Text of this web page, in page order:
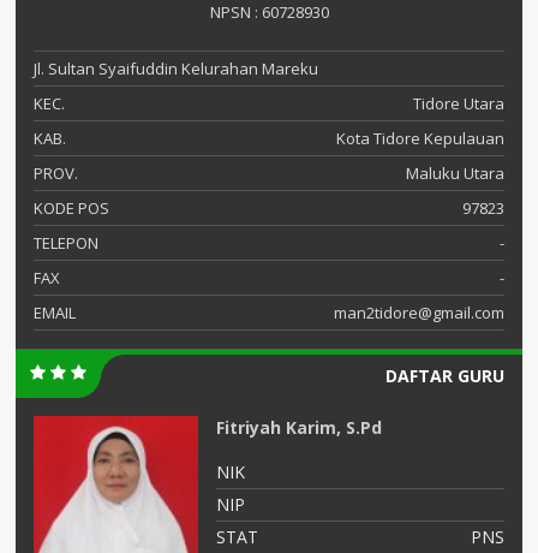
NPSN : 60728930
Jl. Sultan Syaifuddin Kelurahan Mareku
KEC.
Tidore Utara
KAB.
Kota Tidore Kepulauan
PROV.
Maluku Utara
KODE POS
97823
TELEPON
-
FAX
-
EMAIL
man2tidore@gmail.com
DAFTAR GURU
Fitriyah Karim, S.Pd
NIK
NIP
STAT
PNS